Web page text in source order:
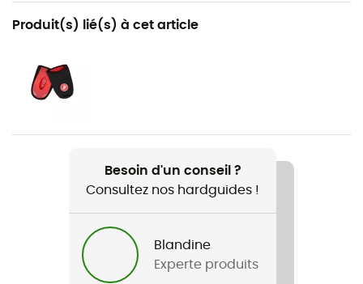
Recommandé pour
Genre
Homme
Poids
Nom du produit
Ml Flanders Warm
Produit(s) lié(s) à cet article
Besoin d'un conseil ?
Consultez nos hardguides !
Blandine
Experte produits